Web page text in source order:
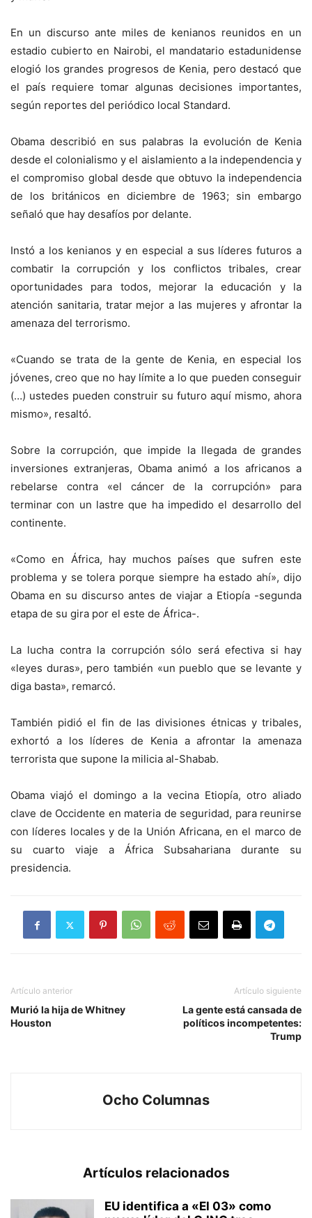
En un discurso ante miles de kenianos reunidos en un
estadio cubierto en Nairobi, el mandatario estadunidense
elogió los grandes progresos de Kenia, pero destacó que
el país requiere tomar algunas decisiones importantes,
según reportes del periódico local Standard.
Obama describió en sus palabras la evolución de Kenia
desde el colonialismo y el aislamiento a la independencia y
el compromiso global desde que obtuvo la independencia
de los británicos en diciembre de 1963; sin embargo
señaló que hay desafíos por delante.
Instó a los kenianos y en especial a sus líderes futuros a
combatir la corrupción y los conflictos tribales, crear
oportunidades para todos, mejorar la educación y la
atención sanitaria, tratar mejor a las mujeres y afrontar la
amenaza del terrorismo.
«Cuando se trata de la gente de Kenia, en especial los
jóvenes, creo que no hay límite a lo que pueden conseguir
(…) ustedes pueden construir su futuro aquí mismo, ahora
mismo», resaltó.
Sobre la corrupción, que impide la llegada de grandes
inversiones extranjeras, Obama animó a los africanos a
rebelarse contra «el cáncer de la corrupción» para
terminar con un lastre que ha impedido el desarrollo del
continente.
«Como en África, hay muchos países que sufren este
problema y se tolera porque siempre ha estado ahí», dijo
Obama en su discurso antes de viajar a Etiopía -segunda
etapa de su gira por el este de África-.
La lucha contra la corrupción sólo será efectiva si hay
«leyes duras», pero también «un pueblo que se levante y
diga basta», remarcó.
También pidió el fin de las divisiones étnicas y tribales,
exhortó a los líderes de Kenia a afrontar la amenaza
terrorista que supone la milicia al-Shabab.
Obama viajó el domingo a la vecina Etiopía, otro aliado
clave de Occidente en materia de seguridad, para reunirse
con líderes locales y de la Unión Africana, en el marco de
su cuarto viaje a África Subsahariana durante su
presidencia.
Artículo anterior
Murió la hija de Whitney
Houston
Artículo siguiente
La gente está cansada de
políticos incompetentes:
Trump
Ocho Columnas
Artículos relacionados
EU identifica a «El 03» como